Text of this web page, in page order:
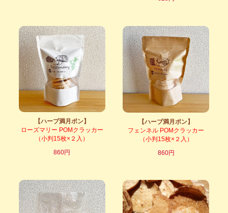
【ハーブ満月ポン】
ローズマリー POMクラッカー
（小判15枚×２入）
860円
【ハーブ満月ポン】
フェンネル POMクラッカー
（小判15枚×２入）
860円